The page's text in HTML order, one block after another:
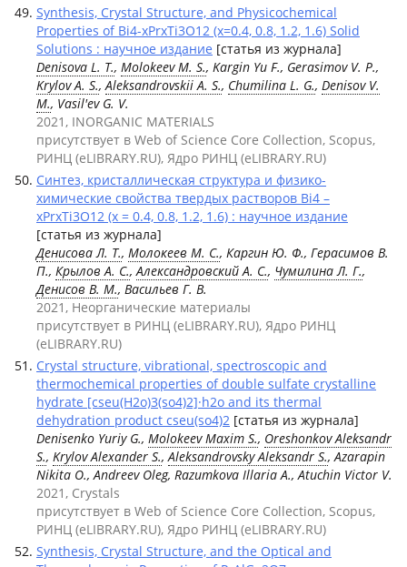
Synthesis, Crystal Structure, and Physicochemical
Properties of Bi4-xPrxTi3O12 (x=0.4, 0.8, 1.2, 1.6) Solid
Solutions : научное издание [статья из журнала]
Denisova L. T., Molokeev M. S., Kargin Yu F., Gerasimov V. P.,
Krylov A. S.,Aleksandrovskii A. S., Chumilina L. G., Denisov V.
M., Vasil'ev G. V.
2021, INORGANIC MATERIALS
присутствует в Web of Science Core Collection, Scopus,
РИНЦ (eLIBRARY.RU), Ядро РИНЦ (eLIBRARY.RU)
Синтез, кристаллическая структура и физико-
химические свойства твердых растворов Bi4 –
xPrxTi3O12 (x = 0.4, 0.8, 1.2, 1.6) : научное издание
[статья из журнала]
Денисова Л. Т., Молокеев М. С., Каргин Ю. Ф., Герасимов В.
П., Крылов А. С.,Александровский А. С., Чумилина Л. Г.,
Денисов В. М., Васильев Г. В.
2021, Неорганические материалы
присутствует в РИНЦ (eLIBRARY.RU), Ядро РИНЦ
(eLIBRARY.RU)
Crystal structure, vibrational, spectroscopic and
thermochemical properties of double sulfate crystalline
hydrate [cseu(H2o)3(so4)2]·h2o and its thermal
dehydration product cseu(so4)2 [статья из журнала]
Denisenko Yuriy G., Molokeev Maxim S., Oreshonkov Aleksandr
S., Krylov Alexander S.,Aleksandrovsky Aleksandr S., Azarapin
Nikita O., Andreev Oleg, Razumkova Illaria A., Atuchin Victor V.
2021, Crystals
присутствует в Web of Science Core Collection, Scopus,
РИНЦ (eLIBRARY.RU), Ядро РИНЦ (eLIBRARY.RU)
Synthesis, Crystal Structure, and the Optical and